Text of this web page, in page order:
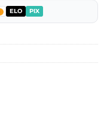
ELO PIX